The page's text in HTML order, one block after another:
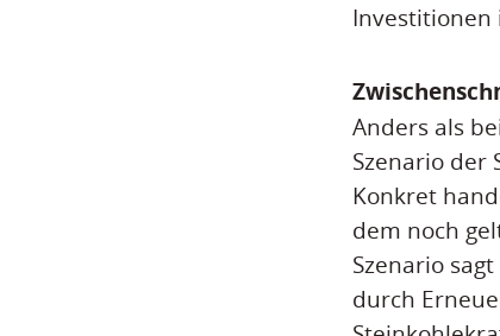
Investitionen
Anders als
Szenario der
Konkret
dem noch
Szenario
durch